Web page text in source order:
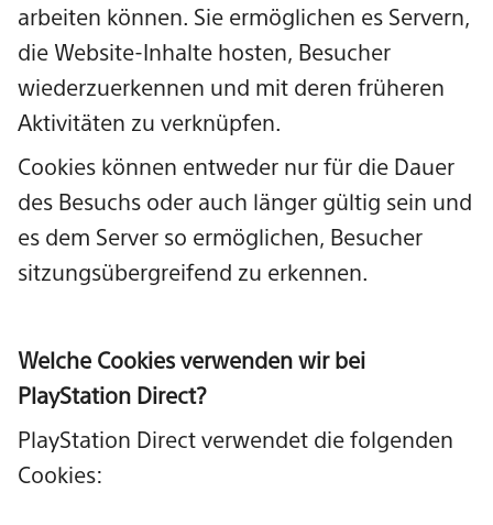
arbeiten können. Sie ermöglichen es Servern,
die Website-Inhalte hosten, Besucher
wiederzuerkennen und mit deren früheren
Aktivitäten zu verknüpfen.
Cookies können entweder nur für die Dauer
des Besuchs oder auch länger gültig sein und
es dem Server so ermöglichen, Besucher
sitzungsübergreifend zu erkennen.
Welche Cookies verwenden wir bei
PlayStation Direct?
PlayStation Direct verwendet die folgenden
Cookies: